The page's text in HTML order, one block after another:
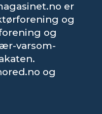
er
og
og
varsom-
og